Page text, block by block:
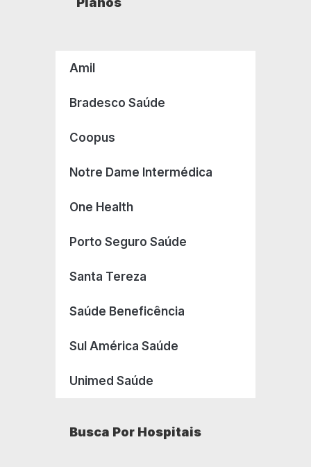
Amil
Bradesco Saúde
Coopus
Notre Dame Intermédica
One Health
Porto Seguro Saúde
Santa Tereza
Saúde Beneficência
Sul América Saúde
Unimed Saúde
Busca Por Hospitais